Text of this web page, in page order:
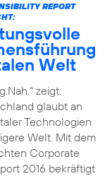
REPORT
Welt
zeigt:
glaubt an
Technologien
Welt. Mit dem
Corporate
2016 bekräftigt